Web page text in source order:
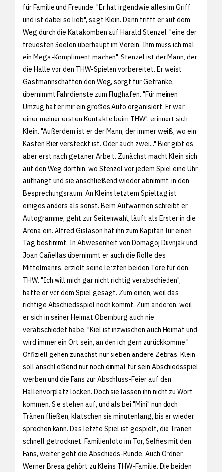
für Familie und Freunde. "Er hat irgendwie alles im Griff
und ist dabei so lieb", sagt Klein. Dann trifft er auf dem
Weg durch die Katakomben auf Harald Stenzel, "eine der
treuesten Seelen überhaupt im Verein. Ihm muss ich mal
ein Mega-Kompliment machen". Stenzel ist der Mann, der
die Halle vor den THW-Spielen vorbereitet. Er weist
Gastmannschaften den Weg, sorgt für Getränke,
übernimmt Fahrdienste zum Flughafen. "Für meinen
Umzug hat er mir ein großes Auto organisiert. Er war
einer meiner ersten Kontakte beim THW", erinnert sich
Klein. "Außerdem ist er der Mann, der immer weiß, wo ein
Kasten Bier versteckt ist. Oder auch zwei..." Bier gibt es
aber erst nach getaner Arbeit. Zunächst macht Klein sich
auf den Weg dorthin, wo Stenzel vor jedem Spiel eine Uhr
aufhängt und sie anschließend wieder abnimmt: in den
Besprechungsraum. An Kleins letztem Spieltag ist
einiges anders als sonst. Beim Aufwärmen schreibt er
Autogramme, geht zur Seitenwahl, läuft als Erster in die
Arena ein. Alfred Gislason hat ihn zum Kapitän für einen
Tag bestimmt. In Abwesenheit von Domagoj Duvnjak und
Joan Cañellas übernimmt er auch die Rolle des
Mittelmanns, erzielt seine letzten beiden Tore für den
THW. "Ich will mich gar nicht richtig verabschieden",
hatte er vor dem Spiel gesagt. Zum einen, weil das
richtige Abschiedsspiel noch kommt. Zum anderen, weil
er sich in seiner Heimat Obernburg auch nie
verabschiedet habe. "Kiel ist inzwischen auch Heimat und
wird immer ein Ort sein, an den ich gern zurückkomme."
Offiziell gehen zunächst nur sieben andere Zebras. Klein
soll anschließend nur noch einmal für sein Abschiedsspiel
werben und die Fans zur Abschluss-Feier auf den
Hallenvorplatz locken. Doch sie lassen ihn nicht zu Wort
kommen. Sie stehen auf, und als bei "Mini" nun doch
Tränen fließen, klatschen sie minutenlang, bis er wieder
sprechen kann. Das letzte Spiel ist gespielt, die Tränen
schnell getrocknet. Familienfoto im Tor, Selfies mit den
Fans, weiter geht die Abschieds-Runde. Auch Ordner
Werner Bresa gehört zu Kleins THW-Familie. Die beiden